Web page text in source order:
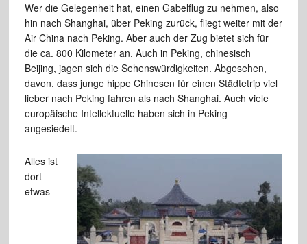
Wer die Gelegenheit hat, einen Gabelflug zu nehmen, also
hin nach Shanghai, über Peking zurück, fliegt weiter mit der
Air China nach Peking. Aber auch der Zug bietet sich für
die ca. 800 Kilometer an. Auch in Peking, chinesisch
Beijing, jagen sich die Sehenswürdigkeiten. Abgesehen,
davon, dass junge hippe Chinesen für einen Städtetrip viel
lieber nach Peking fahren als nach Shanghai. Auch viele
europäische Intellektuelle haben sich in Peking
angesiedelt.
Alles ist
dort
etwas